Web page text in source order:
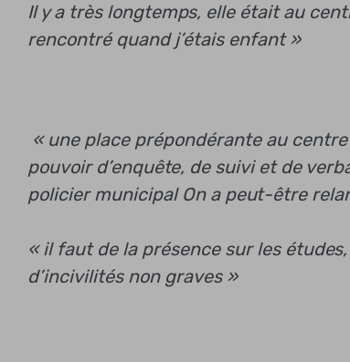
Il y a très longtemps, elle était au
rencontré quand j’étais enfant »
« une place prépondérante au
pouvoir d’enquête, de suivi et de
policier municipalOn a peut-être
« il faut de la présencesur les
d’incivilités non graves »